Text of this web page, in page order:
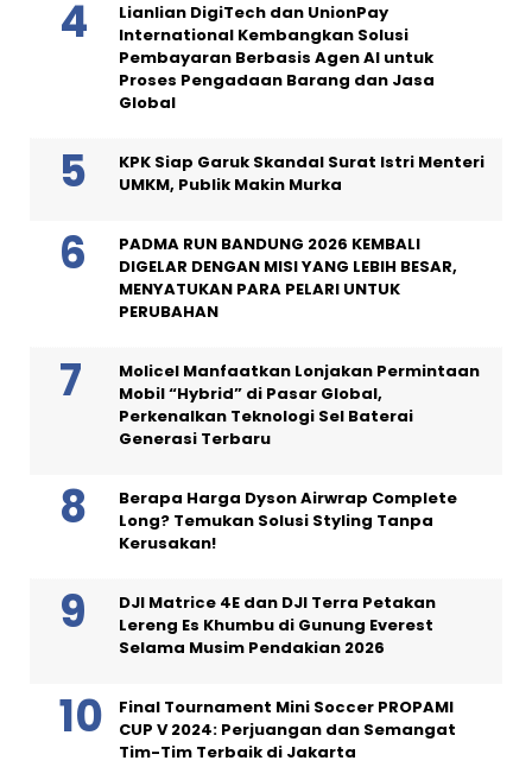
Lianlian DigiTech dan UnionPay
International Kembangkan Solusi
Pembayaran Berbasis Agen AI untuk
Proses Pengadaan Barang dan Jasa
Global
KPK Siap Garuk Skandal Surat Istri Menteri
UMKM, Publik Makin Murka
PADMA RUN BANDUNG 2026 KEMBALI
DIGELAR DENGAN MISI YANG LEBIH BESAR,
MENYATUKAN PARA PELARI UNTUK
PERUBAHAN
Molicel Manfaatkan Lonjakan Permintaan
Mobil “Hybrid” di Pasar Global,
Perkenalkan Teknologi Sel Baterai
Generasi Terbaru
Berapa Harga Dyson Airwrap Complete
Long? Temukan Solusi Styling Tanpa
Kerusakan!
DJI Matrice 4E dan DJI Terra Petakan
Lereng Es Khumbu di Gunung Everest
Selama Musim Pendakian 2026
Final Tournament Mini Soccer PROPAMI
CUP V 2024: Perjuangan dan Semangat
Tim-Tim Terbaik di Jakarta